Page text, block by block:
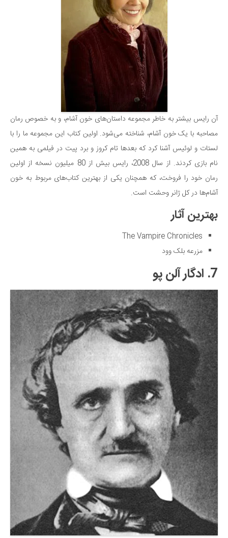
آن رایس بیشتر به خاطر مجموعه داستان‌های خون آشام، و به خصوص رمان
مصاحبه با یک خون آشام، شناخته می‌شود. اولین کتاب این مجموعه ما را با
لستات و لوئیس آشنا کرد که بعدها تام کروز و برد پیت در فیلمی به همین
نام بازی کردند. از سال 2008، رایس بیش از 80 میلیون نسخه از اولین
رمان خود را فروخت، که همچنان یکی از بهترین کتاب‌های مربوط به خون
آشام‌ها در کل ژانر وحشت است.
بهترین آثار
The Vampire Chronicles
مزرعه بلک وود
7. ادگار آلن پو